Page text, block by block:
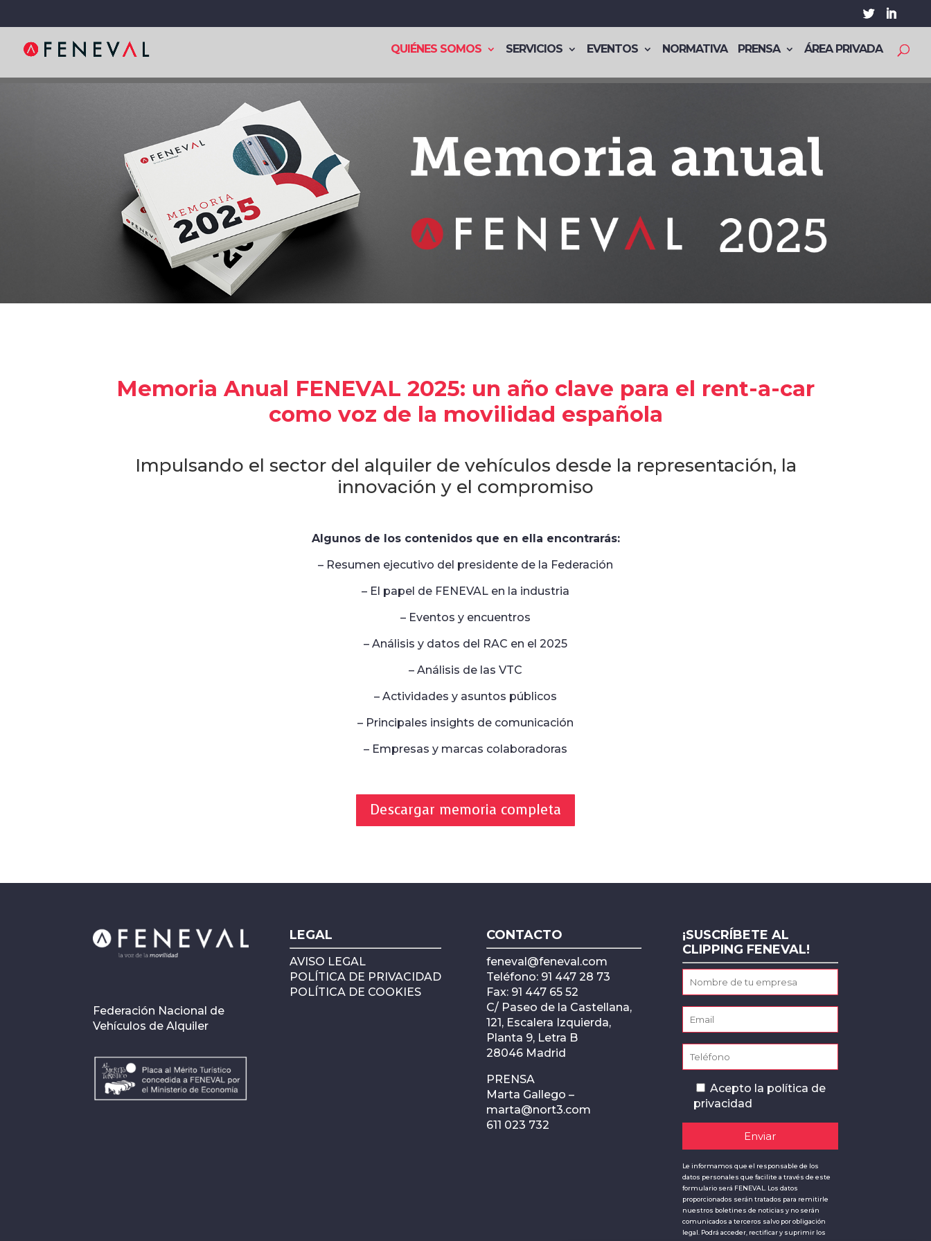
QUIÉNES SOMOS SERVICIOS EVENTOS NORMATIVA PRENSA ÁREA PRIVADA
Memoria Anual FENEVAL 2025: un año clave para el rent-a-car
como voz de la movilidad española
Impulsando el sector del alquiler de vehículos desde la representación, la
innovación y el compromiso
Algunos de los contenidos que en ella encontrarás:
– Resumen ejecutivo del presidente de la Federación
– El papel de FENEVAL en la industria
– Eventos y encuentros
– Análisis y datos del RAC en el 2025
– Análisis de las VTC
– Actividades y asuntos públicos
– Principales insights de comunicación
– Empresas y marcas colaboradoras
Descargar memoria completa
Federación Nacional de
Vehículos de Alquiler
LEGAL
AVISO LEGAL
POLÍTICA DE PRIVACIDAD
POLÍTICA DE COOKIES
CONTACTO
feneval@feneval.com
Teléfono: 91 447 28 73
Fax: 91 447 65 52
C/ Paseo de la Castellana,
121, Escalera Izquierda,
Planta 9, Letra B
28046 Madrid
PRENSA
Marta Gallego –
marta@nort3.com
611 023 732
¡SUSCRÍBETE AL
CLIPPING FENEVAL!
Acepto la política de
privacidad
Le informamos que el responsable de los
datos personales que facilite a través de este
formulario será FENEVAL. Los datos
proporcionados serán tratados para remitirle
nuestros boletines de noticias y no serán
comunicados a terceros salvo por obligación
legal. Podrá acceder, rectificar y suprimir los